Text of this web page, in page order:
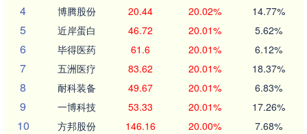
4 博腾股份 20.44 20.02% 14.77%
5 近岸蛋白 46.72 20.01% 5.62%
6 毕得医药 61.6 20.01% 6.12%
7 五洲医疗 83.62 20.01% 18.37%
8 耐科装备 49.67 20.01% 6.83%
9 一博科技 53.33 20.01% 17.26%
10 方邦股份 146.16 20.00% 7.68%